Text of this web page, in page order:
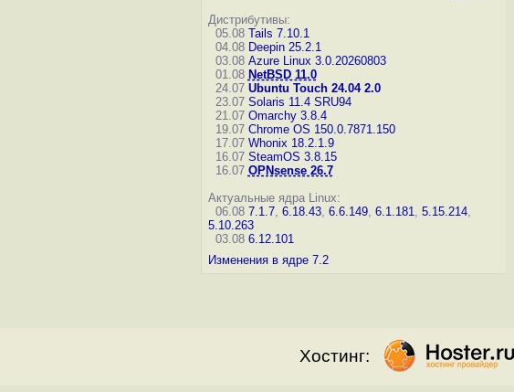
Дистрибутивы:
05.08 Tails 7.10.1
04.08 Deepin 25.2.1
03.08 Azure Linux 3.0.20260803
01.08 NetBSD 11.0
24.07 Ubuntu Touch 24.04 2.0
23.07 Solaris 11.4 SRU94
21.07 Omarchy 3.8.4
19.07 Chrome OS 150.0.7871.150
17.07 Whonix 18.2.1.9
16.07 SteamOS 3.8.15
16.07 OPNsense 26.7
Актуальные ядра Linux:
06.08 7.1.7, 6.18.43, 6.6.149, 6.1.181, 5.15.214,
5.10.263
03.08 6.12.101
Изменения в ядре 7.2
Хостинг: